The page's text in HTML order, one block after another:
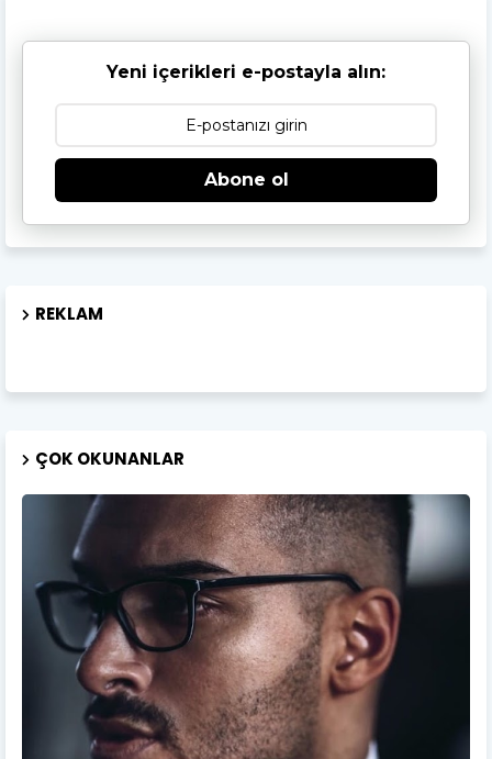
Yeni içerikleri e-postayla alın:
Abone ol
REKLAM
ÇOK OKUNANLAR